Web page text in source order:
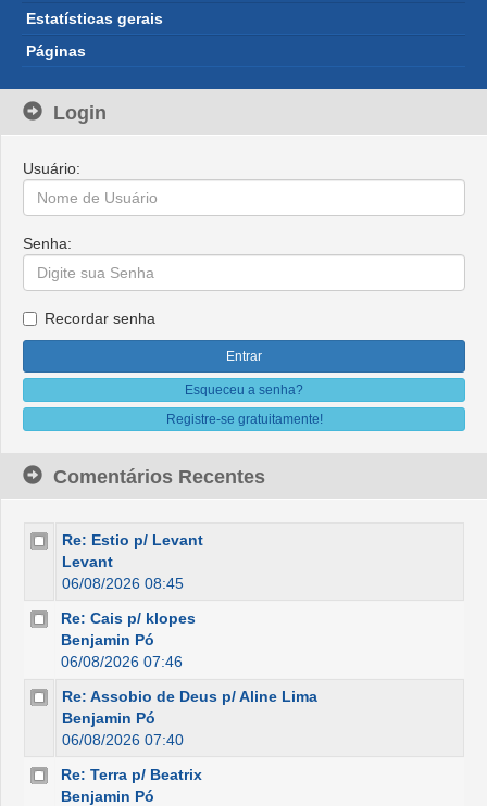
Estatísticas gerais
Páginas
Login
Usuário:
Senha:
Recordar senha
Esqueceu a senha?
Registre-se gratuitamente!
Comentários Recentes
Re: Estio p/ Levant
Levant
06/08/2026 08:45
Re: Cais p/ klopes
Benjamin Pó
06/08/2026 07:46
Re: Assobio de Deus p/ Aline Lima
Benjamin Pó
06/08/2026 07:40
Re: Terra p/ Beatrix
Benjamin Pó